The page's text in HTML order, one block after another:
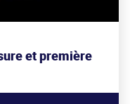
et première